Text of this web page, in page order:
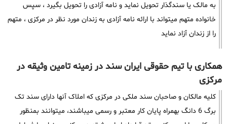
به مالک یا سندگذار تحویل نماید و نامه آزادی را تحویل بگیرد ، سپس
خانواده متهم میتواند با ارائه نامه آزادی به زندان مورد نظر در مرکزی ، متهم
را از زندان آزاد نماید
همکاری با تیم حقوقی ایران سند در زمینه تامین وثیقه در
مرکزی
کلیه مالکان و صاحبان سند ملکی در مرکزی که املاک آنها دارای سند تک
برگ 6 دانگ بهمراه پایان کار معتبر و رسمی میباشند، میتوانند بمنظور